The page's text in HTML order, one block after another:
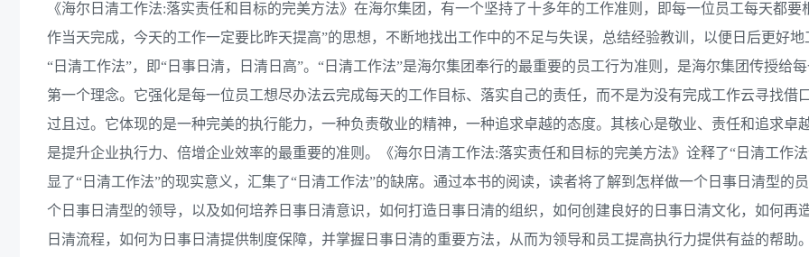
《海尔日清工作法:落实责任和目标的完美方法》在海尔集团，有一个坚持了十多年的工作准则，即每一位员工每天都要
作当天完成，今天的工作一定要比昨天提高”的思想，不断地找出工作中的不足与失误，总结经验教训，以便日后更好地
“日清工作法”，即“日事日清，日清日高”。“日清工作法”是海尔集团奉行的最重要的员工行为准则，是海尔集团传授给
第一个理念。它强化是每一位员工想尽办法云完成每天的工作目标、落实自己的责任，而不是为没有完成工作云寻找借
过且过。它体现的是一种完美的执行能力，一种负责敬业的精神，一种追求卓越的态度。其核心是敬业、责任和追求卓
是提升企业执行力、倍增企业效率的最重要的准则。《海尔日清工作法:落实责任和目标的完美方法》诠释了“日清工作
显了“日清工作法”的现实意义，汇集了“日清工作法”的缺席。通过本书的阅读，读者将了解到怎样做一个日事日清型的
个日事日清型的领导，以及如何培养日事日清意识，如何打造日事日清的组织，如何创建良好的日事日清文化，如何再
日清流程，如何为日事日清提供制度保障，并掌握日事日清的重要方法，从而为领导和员工提高执行力提供有益的帮助